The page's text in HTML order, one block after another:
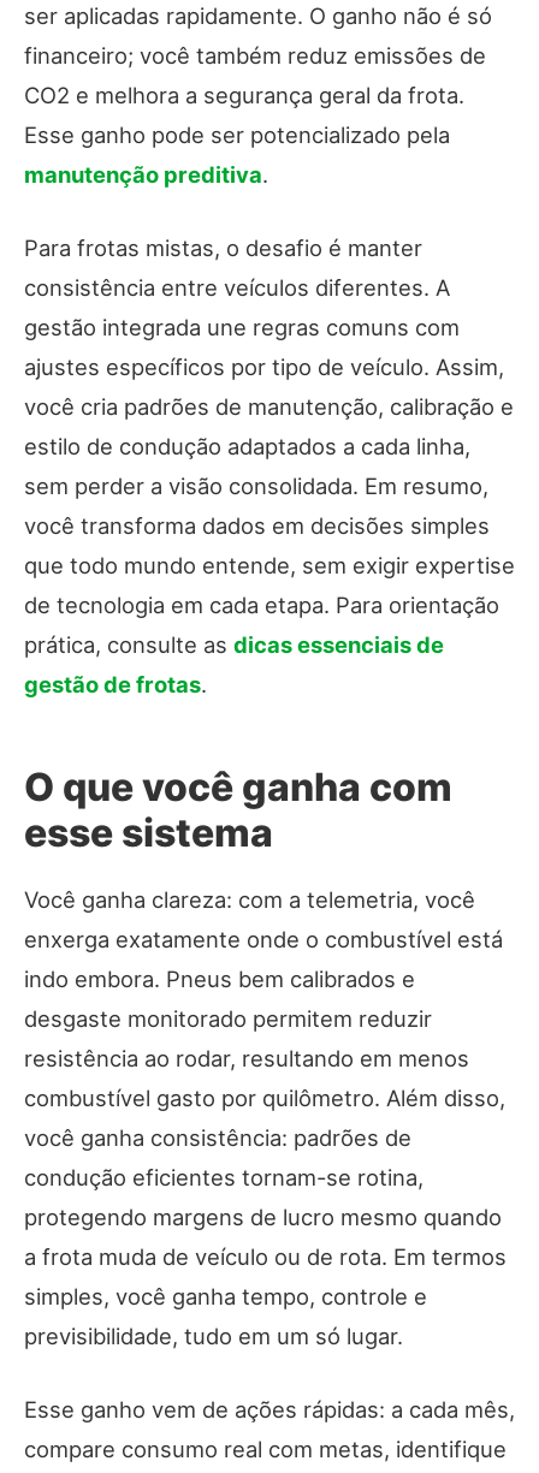
ser aplicadas rapidamente. O ganho não é só
financeiro; você também reduz emissões de
CO2 e melhora a segurança geral da frota.
Esse ganho pode ser potencializado pela
manutenção preditiva.
Para frotas mistas, o desafio é manter
consistência entre veículos diferentes. A
gestão integrada une regras comuns com
ajustes específicos por tipo de veículo. Assim,
você cria padrões de manutenção, calibração e
estilo de condução adaptados a cada linha,
sem perder a visão consolidada. Em resumo,
você transforma dados em decisões simples
que todo mundo entende, sem exigir expertise
de tecnologia em cada etapa. Para orientação
prática, consulte as dicas essenciais de
gestão de frotas.
O que você ganha com
esse sistema
Você ganha clareza: com a telemetria, você
enxerga exatamente onde o combustível está
indo embora. Pneus bem calibrados e
desgaste monitorado permitem reduzir
resistência ao rodar, resultando em menos
combustível gasto por quilômetro. Além disso,
você ganha consistência: padrões de
condução eficientes tornam-se rotina,
protegendo margens de lucro mesmo quando
a frota muda de veículo ou de rota. Em termos
simples, você ganha tempo, controle e
previsibilidade, tudo em um só lugar.
Esse ganho vem de ações rápidas: a cada mês,
compare consumo real com metas, identifique